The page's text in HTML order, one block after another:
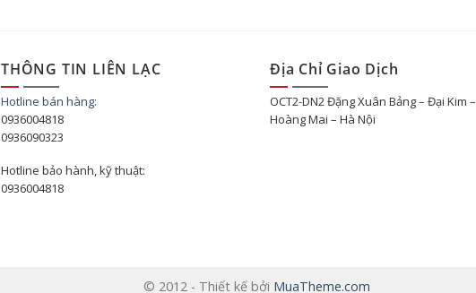
THÔNG TIN LIÊN LẠC
Hotline bán hàng:
0936004818
0936090323
Hotline bảo hành, kỹ thuật:
0936004818
Địa Chỉ Giao Dịch
OCT2-DN2 Đặng Xuân Bảng – Đại Kim –
Hoàng Mai – Hà Nội
© 2012 - Thiết kế bởi MuaTheme.com